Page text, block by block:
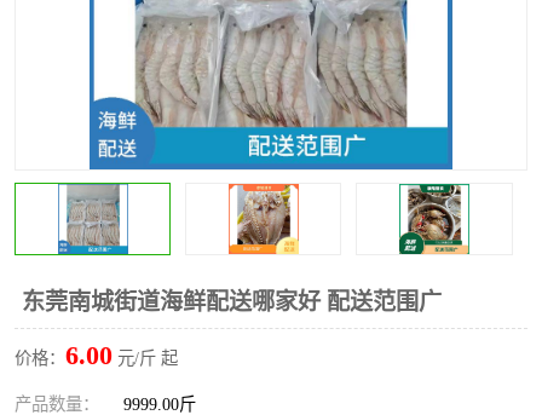
东莞南城街道海鲜配送哪家好 配送范围广
价格： 6.00 元/斤 起
产品数量： 9999.00斤